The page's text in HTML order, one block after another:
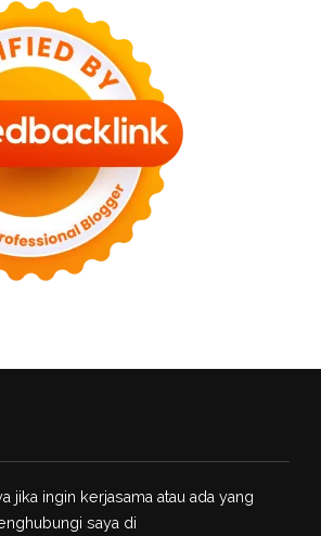
jika ingin kerjasama atau ada yang
saya di